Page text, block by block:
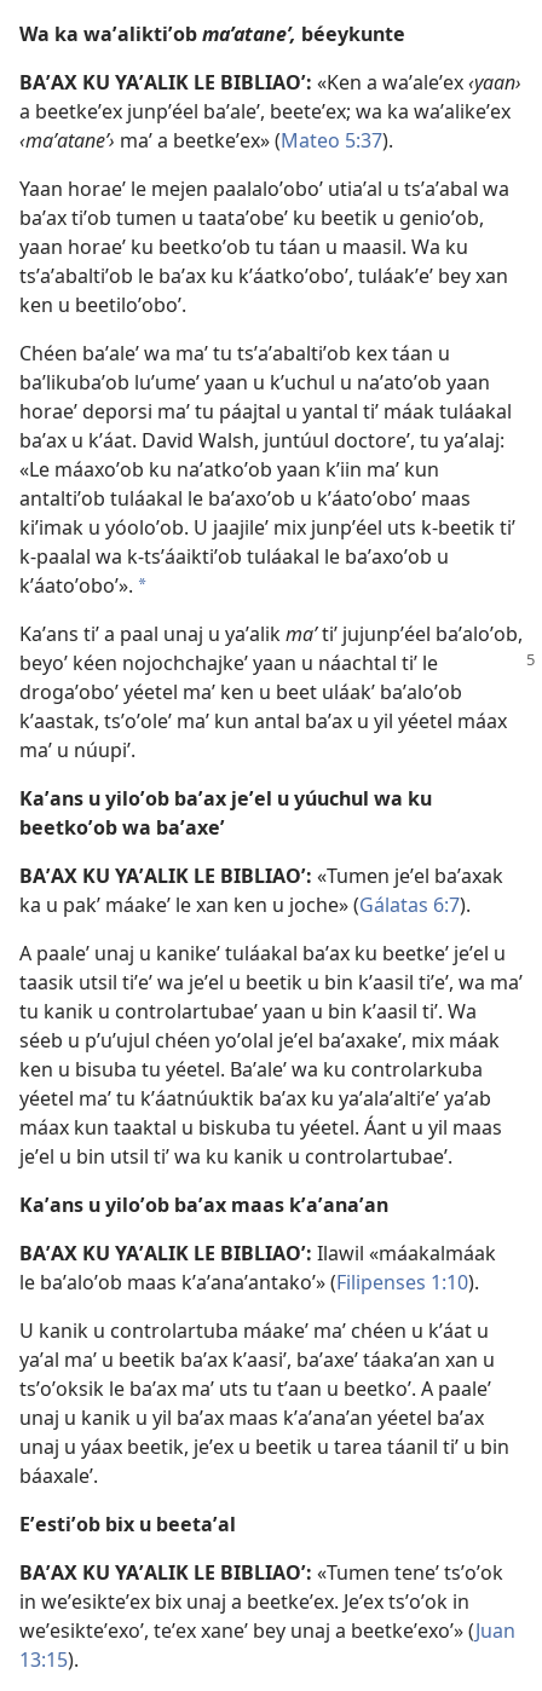
Wa ka waʼaliktiʼobmaʼataneʼ, béeykunte
BAʼAX KU YAʼALIK LE BIBLIAOʼ: «Ken a waʼaleʼex‹yaan›
a beetkeʼex junpʼéel baʼaleʼ, beeteʼex; wa ka waʼalikeʼex
‹maʼataneʼ› maʼ a beetkeʼex» (Mateo 5:37).
Yaan horaeʼ le mejen paalaloʼoboʼ utiaʼal u tsʼaʼabal wa
baʼax tiʼob tumen u taataʼobeʼ ku beetik u genioʼob,
yaan horaeʼ ku beetkoʼob tu táan u maasil. Wa ku
tsʼaʼabaltiʼob le baʼax ku kʼáatkoʼoboʼ, tuláakʼeʼ bey xan
ken u beetiloʼoboʼ.
Chéen baʼaleʼ wa maʼ tu tsʼaʼabaltiʼob kex táan u
baʼlikubaʼob luʼumeʼ yaan u kʼuchul u naʼatoʼob yaan
horaeʼ deporsi maʼ tu páajtal u yantal tiʼ máak tuláakal
baʼax u kʼáat. David Walsh, juntúul doctoreʼ, tu yaʼalaj:
«Le máaxoʼob ku naʼatkoʼob yaan kʼiin maʼ kun
antaltiʼob tuláakal le baʼaxoʼob u kʼáatoʼoboʼ maas
kiʼimak u yóoloʼob. U jaajileʼ mix junpʼéel uts k-beetik tiʼ
k-paalal wa k-tsʼáaiktiʼob tuláakal le baʼaxoʼob u
kʼáatoʼoboʼ». a
Kaʼans tiʼ a paal unaj u yaʼalikmaʼtiʼ jujunpʼéel baʼaloʼob,
beyoʼ kéen nojochchajkeʼ yaan u náachtal tiʼ le
drogaʼoboʼ yéetel maʼ ken u beet uláakʼ baʼaloʼob
kʼaastak, tsʼoʼoleʼ maʼ kun antal baʼax u yil yéetel máax
maʼ u núupiʼ.
Kaʼans u yiloʼob baʼax jeʼel u yúuchul wa ku
beetkoʼob wa baʼaxeʼ
BAʼAX KU YAʼALIK LE BIBLIAOʼ: «Tumen jeʼel baʼaxak
ka u pakʼ máakeʼ le xan ken u joche» (Gálatas 6:7).
A paaleʼ unaj u kanikeʼ tuláakal baʼax ku beetkeʼ jeʼel u
taasik utsil tiʼeʼ wa jeʼel u beetik u bin kʼaasil tiʼeʼ, wa maʼ
tu kanik u controlartubaeʼ yaan u bin kʼaasil tiʼ. Wa
séeb u pʼuʼujul chéen yoʼolal jeʼel baʼaxakeʼ, mix máak
ken u bisuba tu yéetel. Baʼaleʼ wa ku controlarkuba
yéetel maʼ tu kʼáatnúuktik baʼax ku yaʼalaʼaltiʼeʼ yaʼab
máax kun taaktal u biskuba tu yéetel. Áant u yil maas
jeʼel u bin utsil tiʼ wa ku kanik u controlartubaeʼ.
Kaʼans u yiloʼob baʼax maas kʼaʼanaʼan
BAʼAX KU YAʼALIK LE BIBLIAOʼ: Ilawil «máakalmáak
le baʼaloʼob maas kʼaʼanaʼantakoʼ» (Filipenses 1:10).
U kanik u controlartuba máakeʼ maʼ chéen u kʼáat u
yaʼal maʼ u beetik baʼax kʼaasiʼ, baʼaxeʼ táakaʼan xan u
tsʼoʼoksik le baʼax maʼ uts tu tʼaan u beetkoʼ. A paaleʼ
unaj u kanik u yil baʼax maas kʼaʼanaʼan yéetel baʼax
unaj u yáax beetik, jeʼex u beetik u tarea táanil tiʼ u bin
báaxaleʼ.
Eʼestiʼob bix u beetaʼal
BAʼAX KU YAʼALIK LE BIBLIAOʼ: «Tumen teneʼ tsʼoʼok
in weʼesikteʼex bix unaj a beetkeʼex. Jeʼex tsʼoʼok in
weʼesikteʼexoʼ, teʼex xaneʼ bey unaj a beetkeʼexoʼ» (Juan
13:15).